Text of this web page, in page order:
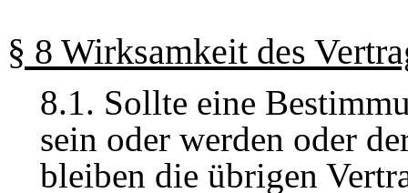
§ 8 Wirksamkeit des
8.1. Sollte eine
sein oder werden oder
bleiben die übrigen